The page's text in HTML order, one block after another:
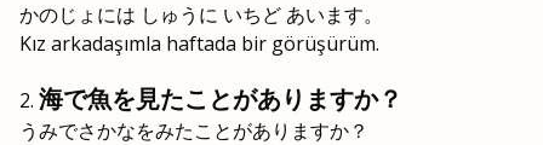
かのじょには しゅうに いちど あいます。
Kız arkadaşımla haftada bir görüşürüm.
海で魚を見たことがありますか？
うみでさかなをみたことがありますか？